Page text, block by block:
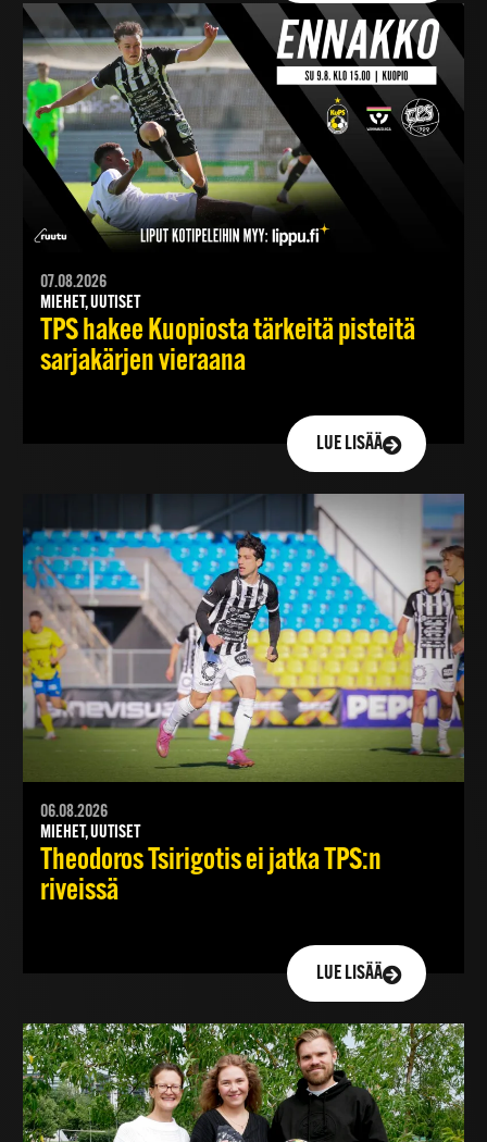
07.08.2026
MIEHET, UUTISET
TPS hakee Kuopiosta tärkeitä pisteitä
sarjakärjen vieraana
LUE LISÄÄ
06.08.2026
MIEHET, UUTISET
Theodoros Tsirigotis ei jatka TPS:n
riveissä
LUE LISÄÄ